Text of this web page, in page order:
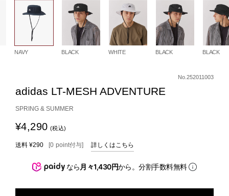
NAVY BLACK WHITE BLACK BLACK
No.252011003
adidas LT-MESH ADVENTURE
SPRING & SUMMER
¥4,290 (税込)
送料 ¥290 [0 point付与] 詳しくはこちら
なら 月々1,430円から。分割手数料無料